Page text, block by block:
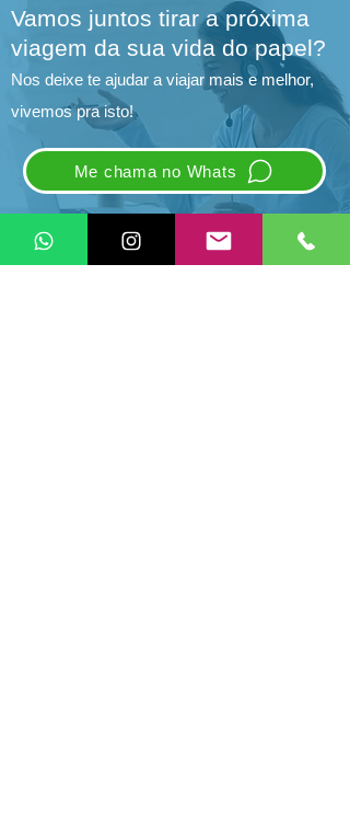
Vamos juntos tirar a próxima
viagem da sua vida do papel?
Nos deixe te ajudar a viajar mais e melhor,
vivemos pra isto!
Me chama no Whats